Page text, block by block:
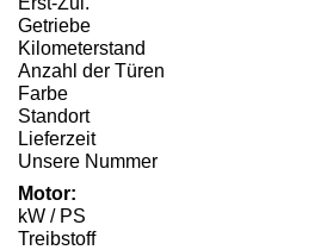
Getriebe
Kilometerstand
Anzahl der Türen
Farbe
Standort
Lieferzeit
Unsere Nummer
Motor:
kW / PS
Treibstoff